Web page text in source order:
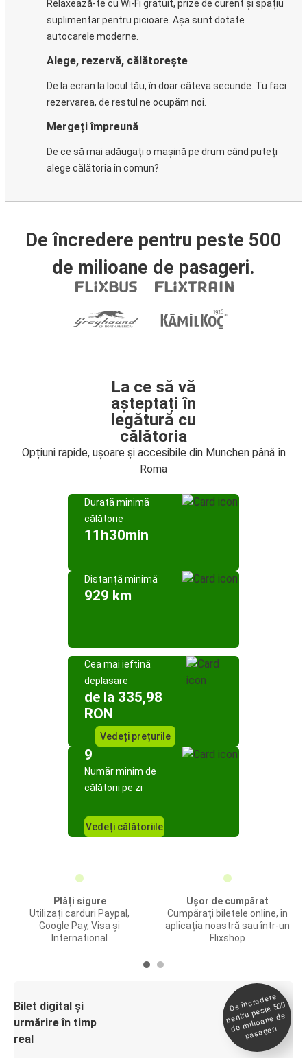
Relaxează-te cu Wi-Fi gratuit, prize de curent și spațiu
suplimentar pentru picioare. Așa sunt dotate
autocarele moderne.
Alege, rezervă, călătorește
De la ecran la locul tău, în doar câteva secunde. Tu faci
rezervarea, de restul ne ocupăm noi.
Mergeți împreună
De ce să mai adăugați o mașină pe drum când puteți
alege călătoria în comun?
De încredere pentru peste 500
de milioane de pasageri.
La ce să vă
așteptați în
legătură cu
călătoria
Opțiuni rapide, ușoare și accesibile din Munchen până în
Roma
Durată minimă
călătorie
11h30min
Distanță minimă
929 km
Cea mai ieftină
deplasare
de la 335,98
RON
Vedeți prețurile
9
Număr minim de
călătorii pe zi
Vedeți călătoriile
Plăți sigure
Utilizați carduri Paypal,
Google Pay, Visa și
International
Ușor de cumpărat
Cumpărați biletele online, în
aplicația noastră sau într-un
Flixshop
Bilet digital și
urmărire în timp
real
De încredere
pentru peste 500
de
milioane de
pasageri